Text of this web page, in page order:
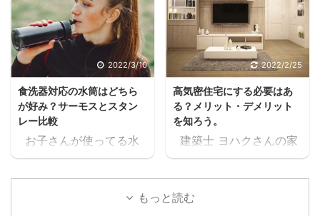
何が！ 早く見とけば良か
ったーーー！スキマ ヨハ
クうるさいなぁ。何の
話？ 本当に無料で大丈夫
か、何回も確認したけ
ど、間違いなく無料だっ
たスキマ 11時間以上の無
料セミナーが見れた上
に、どんどん、追加でセ
ミナーが見れるんだけど
スキマ このセミナー、学
生の頃に見たかったなぁ
要だって人が家を建てる
方には多いと思うんだよ
ね。 住宅ローンが始ま
ると支出が増えるし、老
後の為にも共働きの家庭
が増えるよね・・・スキ
マ ヨハク普通はパート
に出たりして時給1,000
円前後の仕事を1日6時間
位頑張って働いて、何と
か月10万位は稼げるかも
しれないけど 肉体的・精
2022/3/10
食洗器対応の水筒はどちら
が好み？サーモスとスタン
レー比較
お子さんが使ってる水
筒や、ご家族が使ってる
水筒。 ヨハク食洗器で
洗うにつれて外側が剥が
2022/2/25
高気密住宅にする必要はあ
る？メリット・デメリット
を知ろう。
建築士 ヨハクさんの家
は 高気密住宅ですよ！
と言われたのですが ヨ
ハク高気密住宅って
もっと読む